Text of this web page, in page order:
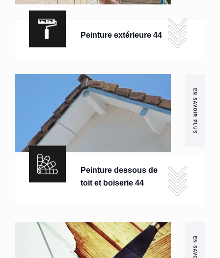
Peinture extérieure 44
EN SAVOIR PLUS
Peinture dessous de
toit et boiserie 44